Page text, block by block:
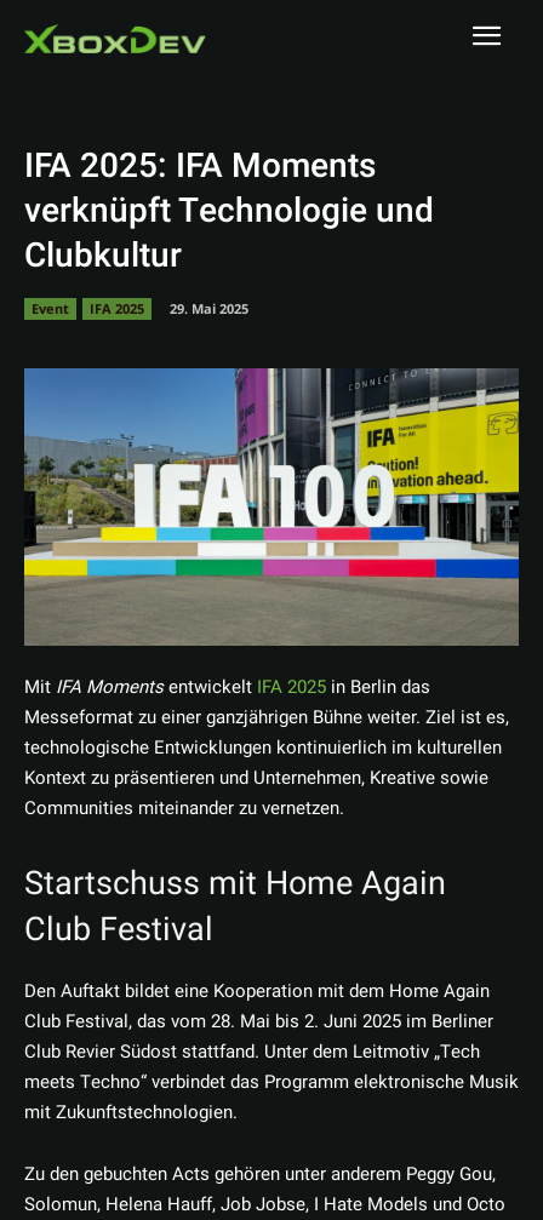
IFA 2025: IFA Moments
verknüpft Technologie und
Clubkultur
Event IFA 2025 29. Mai 2025
Mit IFA Momentsentwickelt IFA 2025 in Berlin das
Messeformat zu einer ganzjährigen Bühne weiter. Ziel ist es,
technologische Entwicklungen kontinuierlich im kulturellen
Kontext zu präsentieren und Unternehmen, Kreative sowie
Communities miteinander zu vernetzen.
Startschuss mit Home Again
Club Festival
Den Auftakt bildet eine Kooperation mit dem Home Again
Club Festival, das vom 28. Mai bis 2. Juni 2025 im Berliner
Club Revier Südost stattfand. Unter dem Leitmotiv „Tech
meets Techno“ verbindet das Programm elektronische Musik
mit Zukunftstechnologien.
Zu den gebuchten Acts gehören unter anderem Peggy Gou,
Solomun, Helena Hauff, Job Jobse, I Hate Models und Octo